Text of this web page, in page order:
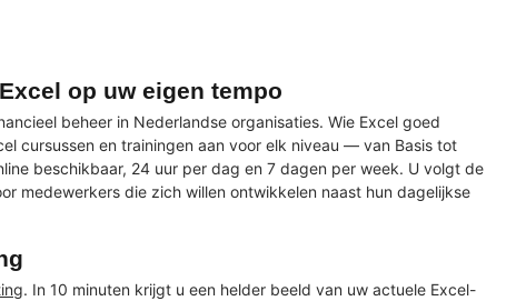
op uw eigen tempo
beheer in Nederlandse organisaties. Wie Excel goed
cursussen en trainingen aan voor elk niveau — van Basis tot
beschikbaar, 24 uur per dag en 7 dagen per week. U volgt de
medewerkers die zich willen ontwikkelen naast hun dagelijkse
. In 10 minuten krijgt u een helder beeld van uw actuele Excel-